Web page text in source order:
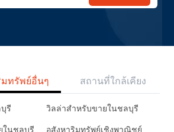
มทรัพย์อื่นๆ สถานที่ใกล้เคียง
รี วิลล่าสำหรับขายในชลบุรี
ในชลบุรี
อสังหาริมทรัพย์เชิงพาณิชย์